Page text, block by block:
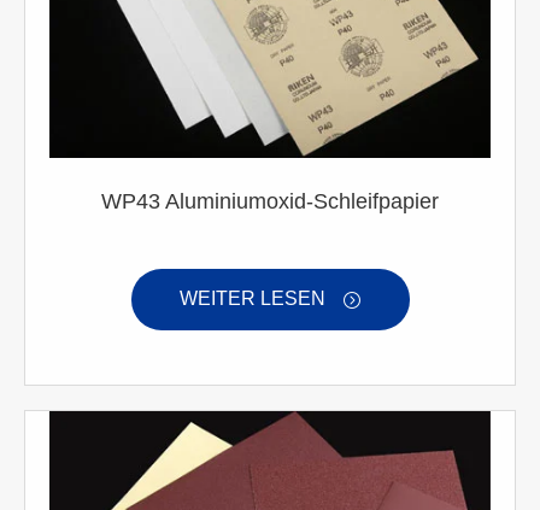
WP43 Aluminiumoxid-Schleifpapier
WEITER LESEN 